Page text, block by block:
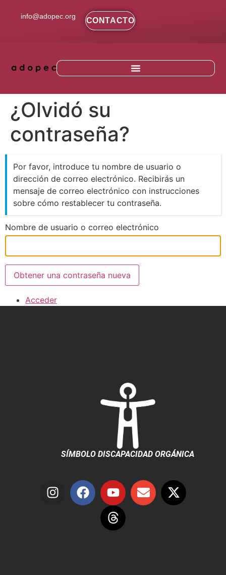
info@adopec.org CONTACTO
¿Olvidó su
contraseña?
Por favor, introduce tu nombre de usuario o
dirección de correo electrónico. Recibirás un
mensaje de correo electrónico con instrucciones
sobre cómo restablecer tu contraseña.
Nombre de usuario o correo electrónico
Obtener una contraseña nueva
Acceder
SÍMBOLO DISCAPACIDAD ORGÁNICA